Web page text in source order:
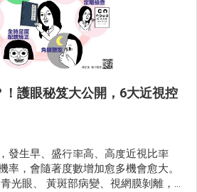
護眼秘笈大公開，6大近視控
發生早、盛行率高、高度近視比率
率，會隨著度數增加愈多機會愈大。
光眼、 黃斑部病變、視網膜剝離，